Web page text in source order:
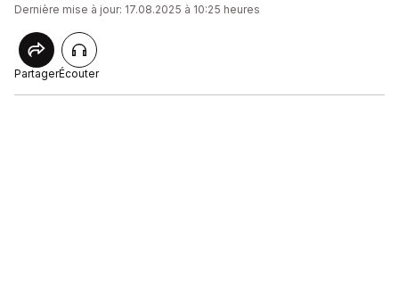
Dernière mise à jour: 17.08.2025 à 10:25 heures
PartagerÉcouter